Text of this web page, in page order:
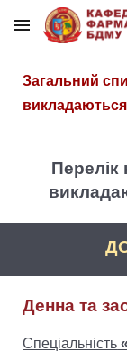
Skip to main
Загальний
Перелік
Денна та
Спеціальність